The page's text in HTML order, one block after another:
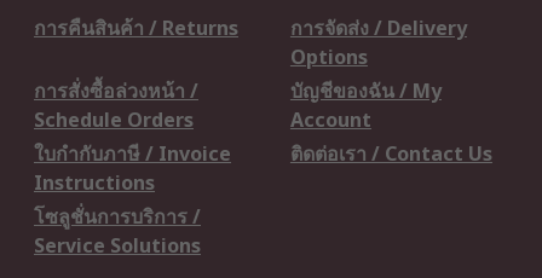
การคืนสินค้า / Returns
การจัดส่ง / Delivery
Options
การสั่งซื้อล่วงหน้า /
Schedule Orders
บัญชีของฉัน / My
Account
ใบกำกับภาษี / Invoice
Instructions
ติดต่อเรา / Contact Us
โซลูชั่นการบริการ /
Service Solutions